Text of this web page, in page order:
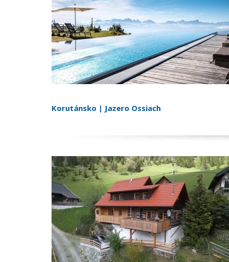
Korutánsko | Jazero Ossiach